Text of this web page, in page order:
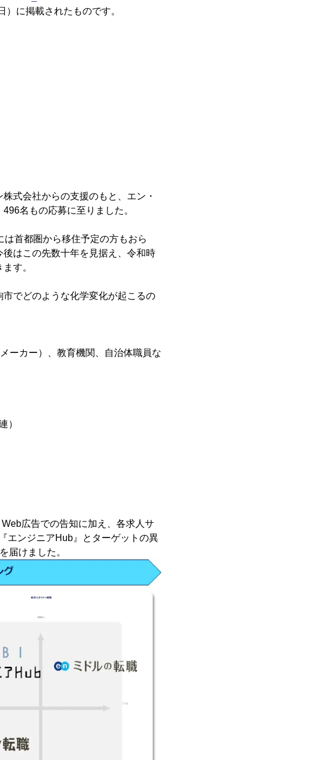
に掲載されたものです。
式会社からの支援のもと、エン・
名もの応募に至りました。
首都圏から移住予定の方もおら
はこの先数十年を見据え、令和時
す。
でどのような化学変化が起こるの
ーカー）、教育機関、自治体職員な
）
広告での告知に加え、各求人サ
エンジニアHub』とターゲットの異
届けました。